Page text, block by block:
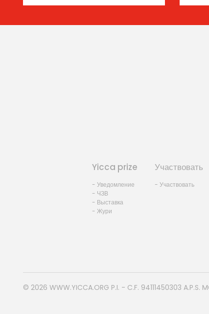
Yicca prize
- Уведомление
- ЧЗВ
- Выставка
- Жури
Участвовать
- Участвовать
© 2026 WWW.YICCA.ORG P.I. - C.F. 94111450303 A.P.S.